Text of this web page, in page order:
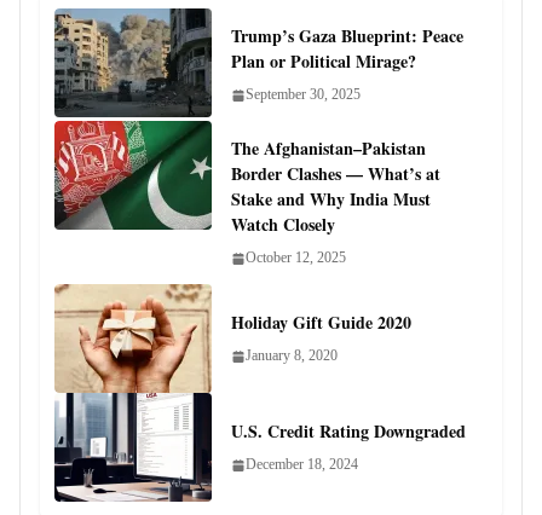
Trump’s Gaza Blueprint: Peace
Plan or Political Mirage?
September 30, 2025
The Afghanistan–Pakistan
Border Clashes — What’s at
Stake and Why India Must
Watch Closely
October 12, 2025
Holiday Gift Guide 2020
January 8, 2020
U.S. Credit Rating Downgraded
December 18, 2024